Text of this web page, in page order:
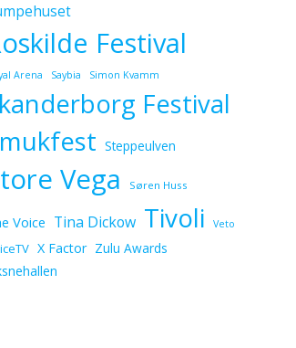
Festival
Arena Saybia Simon Kvamm
Festival
Steppeulven
Vega Søren Huss
Voice Tina Dickow Tivoli Veto
X Factor Zulu Awards